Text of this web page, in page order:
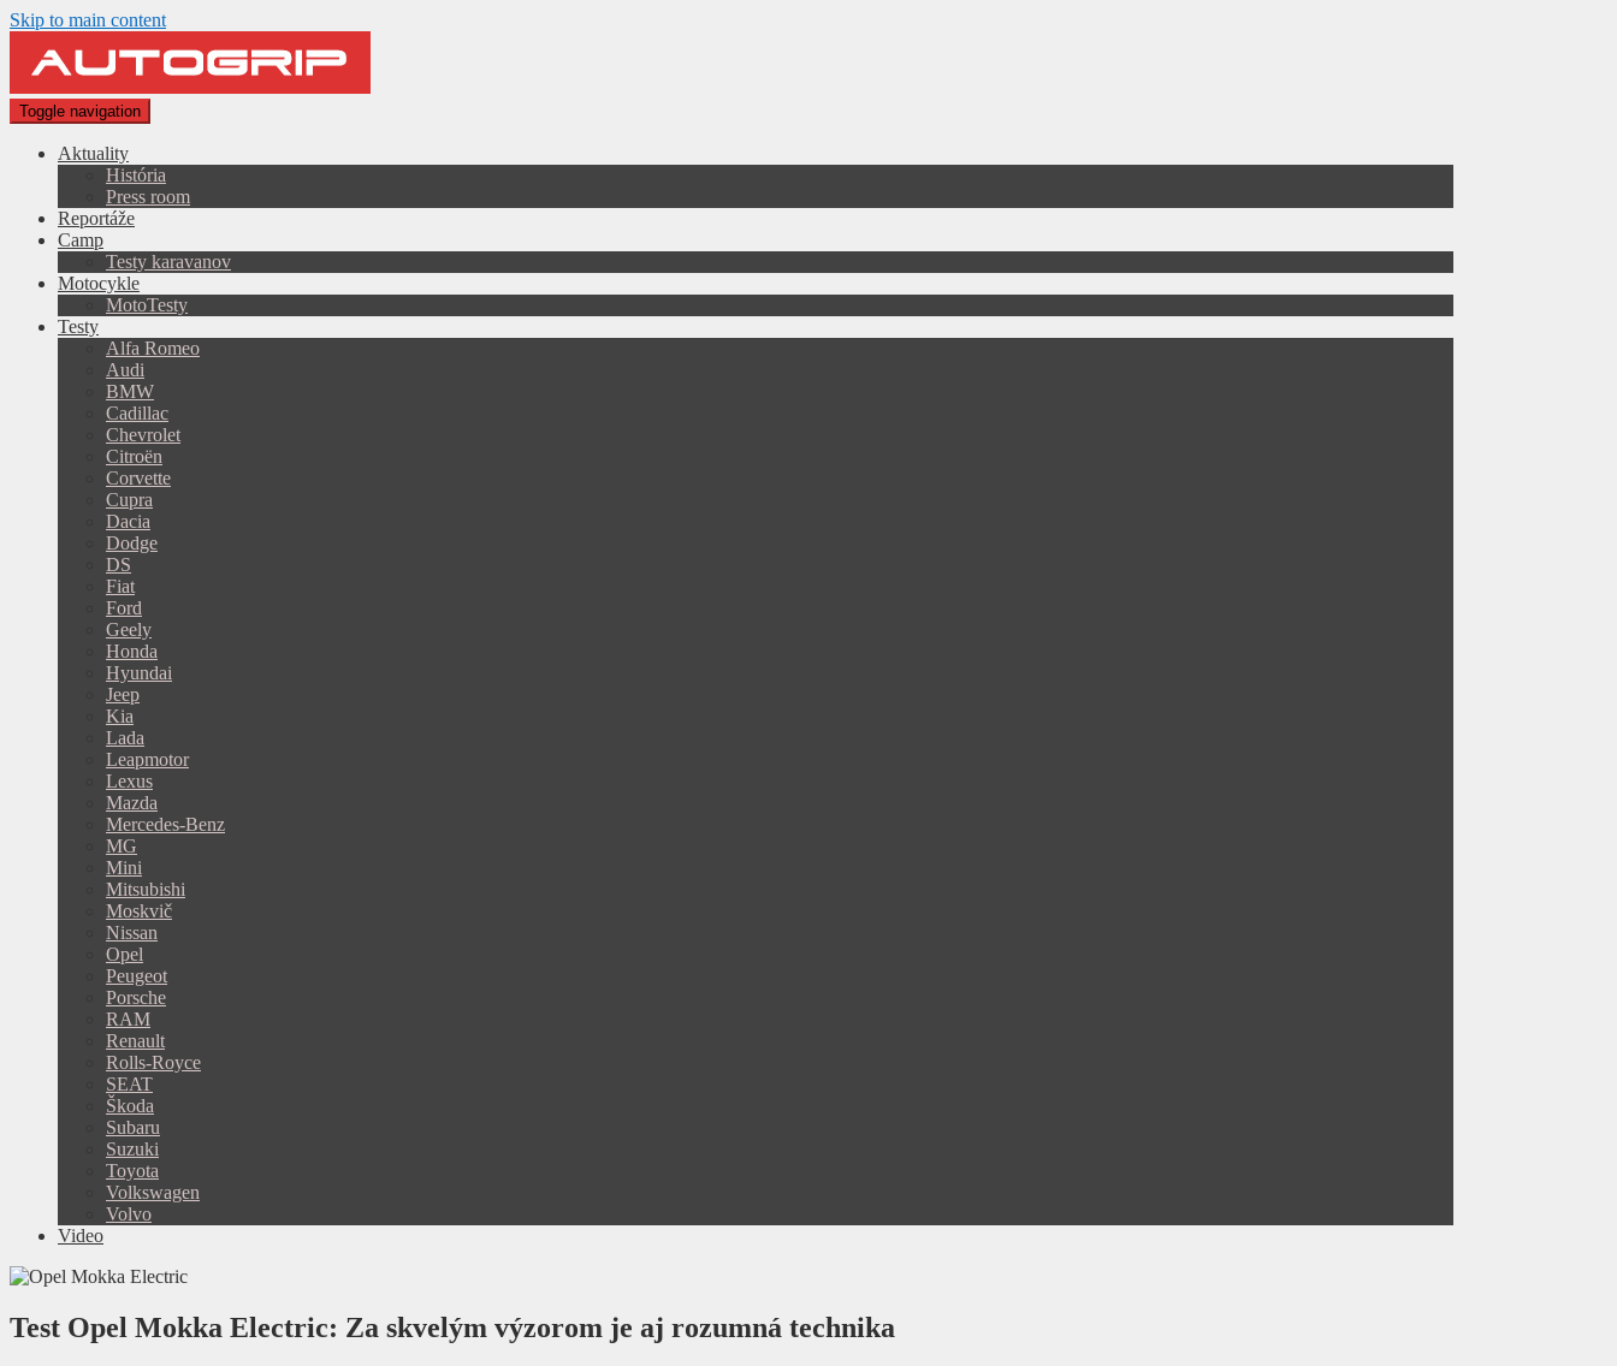
Skip to main content
Toggle navigation
Aktuality
História
Press room
Reportáže
Camp
Testy karavanov
Motocykle
MotoTesty
Testy
Alfa Romeo
Audi
BMW
Cadillac
Chevrolet
Citroën
Corvette
Cupra
Dacia
Dodge
DS
Fiat
Ford
Geely
Honda
Hyundai
Jeep
Kia
Lada
Leapmotor
Lexus
Mazda
Mercedes-Benz
MG
Mini
Mitsubishi
Moskvič
Nissan
Opel
Peugeot
Porsche
RAM
Renault
Rolls-Royce
SEAT
Škoda
Subaru
Suzuki
Toyota
Volkswagen
Volvo
Video
Test Opel Mokka Electric: Za skvelým výzorom je aj rozumná technika